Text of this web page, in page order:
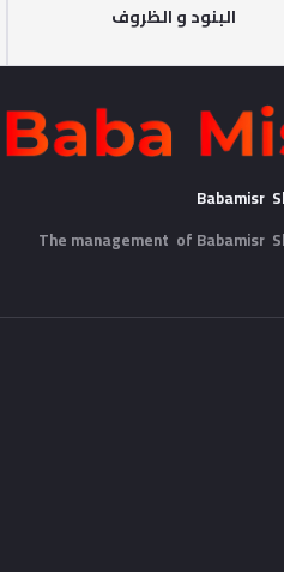
البنود و الظروف
Babamisr
The management of Babamisr